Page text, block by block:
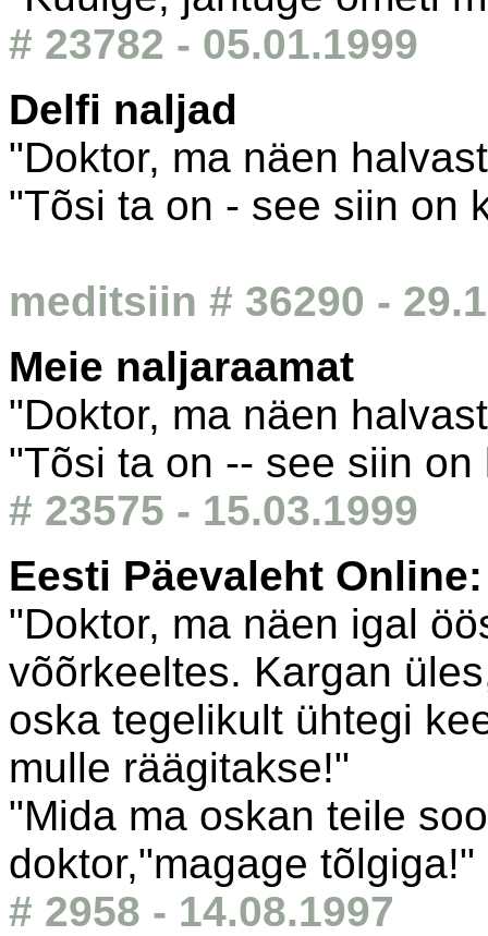
# 23782 - 05.01.1999
Delfi naljad
"Doktor, ma näen
"Tõsi ta on - see siin on
meditsiin # 36290 -
Meie naljaraamat
"Doktor, ma näen
"Tõsi ta on -- see siin on
# 23575 - 15.03.1999
Eesti Päevaleht
"Doktor, ma näen igal
võõrkeeltes. Kargan
oska tegelikult ühtegi
mulle räägitakse!"
"Mida ma oskan teile
doktor,"magage tõlgiga!"
# 2958 - 14.08.1997